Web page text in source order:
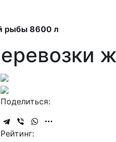
рыбы 8600 л
Поделиться:
Рейтинг: